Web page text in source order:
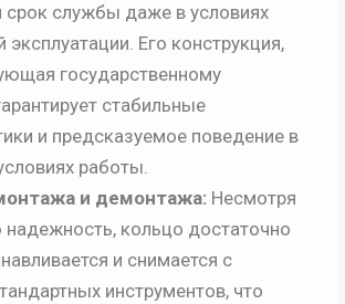
срок службы даже в условиях
эксплуатации. Его конструкция,
государственному
стабильные
и предсказуемое поведение в
работы.
и демонтажа:Несмотря
кольцо достаточно
и снимается с
инструментов, что